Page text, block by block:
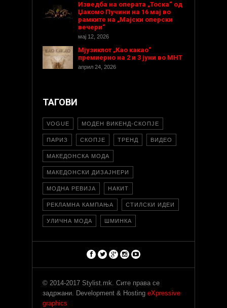
Изведба на операта „Тоска“ од
Џакомо Пучини на 16 мај во
рамките на „Мајски оперски
вечери“
мај 12, 2026
Мјузиклот „Као какао“
премиерно на 2 и 3 јуни во МНТ
април 24, 2026
ТАГОВИ
VOGUE МОДЕН ВИКЕНД-СКОПЈЕ
ПАРИЗ СКОПЈЕ ТРЕНД ВИДЕО
МАКЕДОНСКА МОДА
МАКЕДОНСКИ ДИЗАЈНЕРИ
МОДНА РЕВИЈА НАКИТ
РЕКЛАМНА КАМПАЊА СТИЛСКИ ИДЕИ
УЛИЧНА МОДА ШМИНКА
© 2014-2017 Stylist.mk. Сите права се
задржани. Development & Hosting eXpressive
graphics